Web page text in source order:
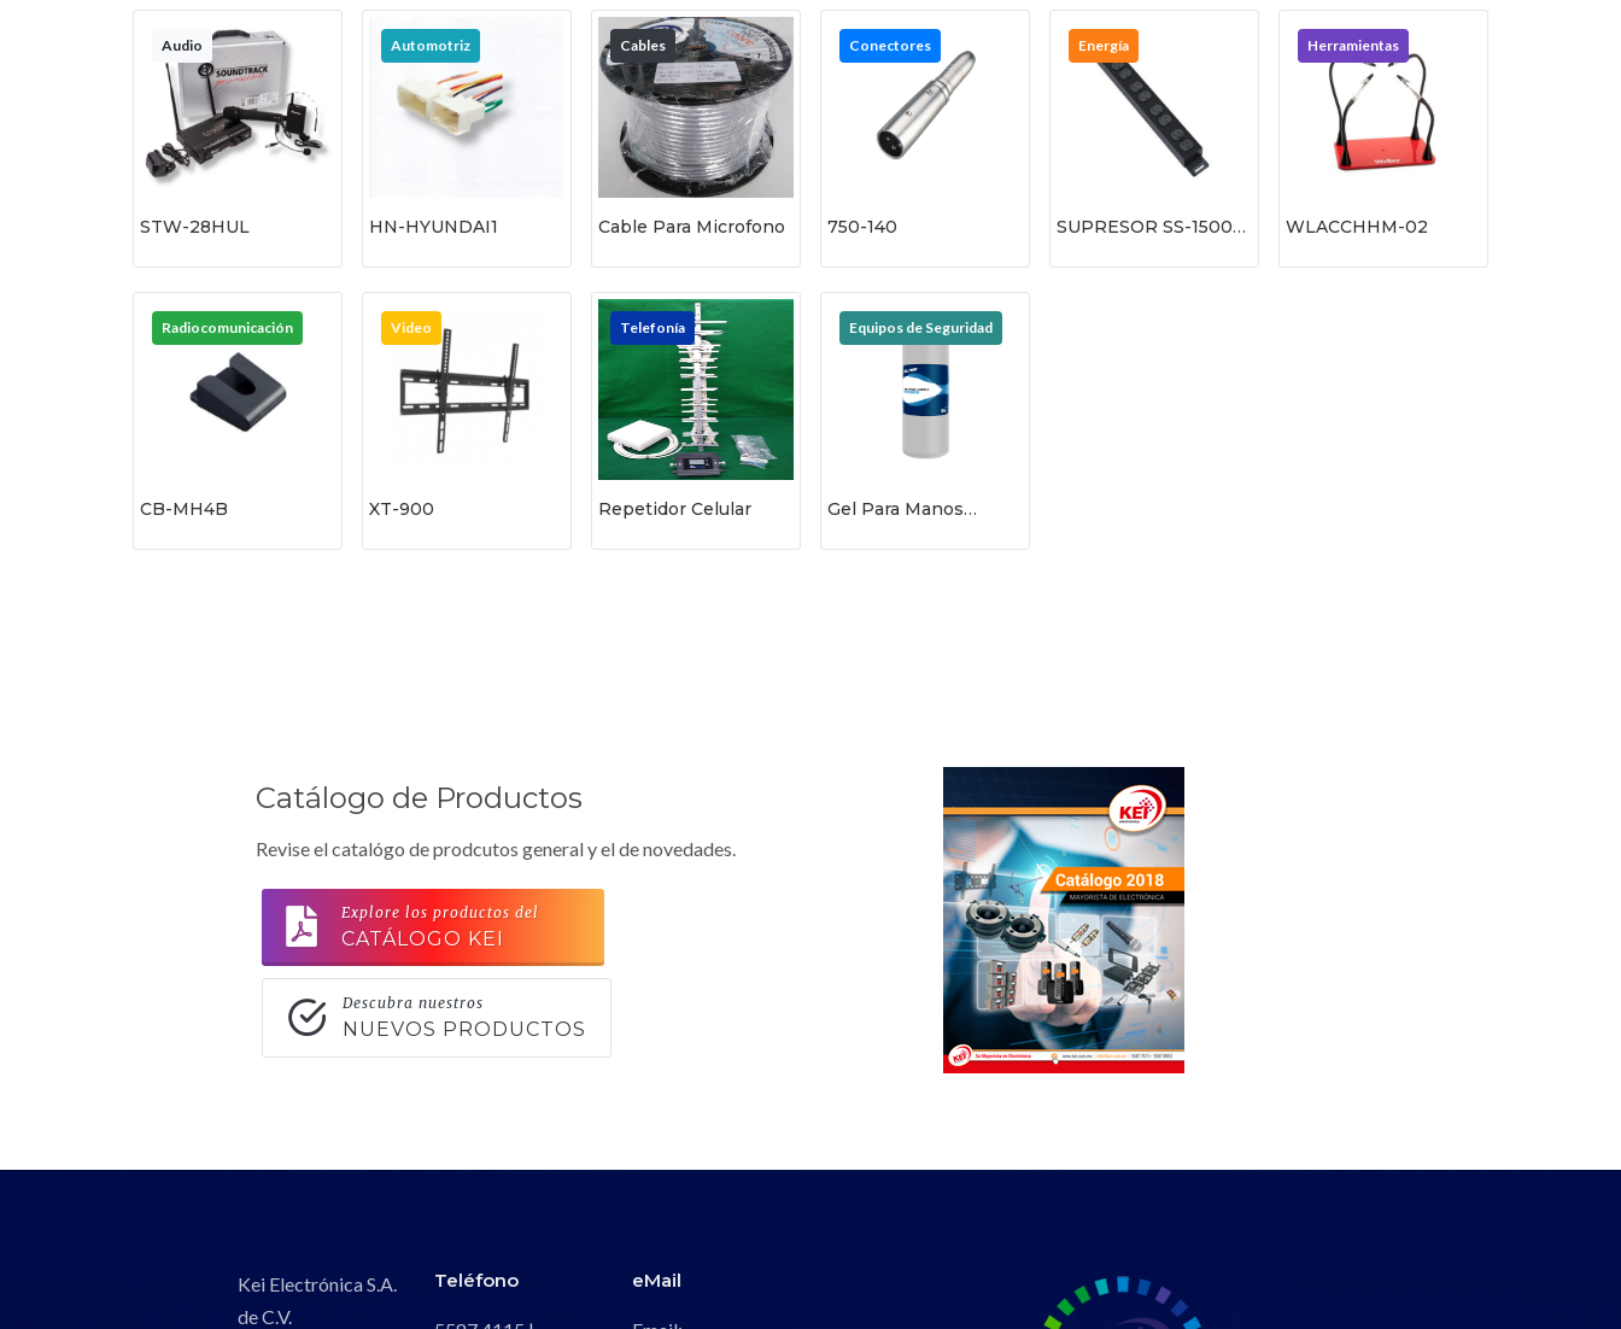
Audio
STW-28HUL
Automotriz
HN-HYUNDAI1
Cables
Cable Para Microfono
Conectores
750-140
Energía
SUPRESOR SS-15008
Herramientas
WLACCHHM-02
Radiocomunicación
CB-MH4B
Video
XT-900
Telefonía
Repetidor Celular
Equipos de Seguridad
Gel Para Manos
Catálogo de Productos
Revise el catalógo de prodcutos general y el de novedades.
Explore los productos del
CATÁLOGO KEI
Descubra nuestros
NUEVOS PRODUCTOS
Kei Electrónica S.A.
de C.V.
Teléfono eMail